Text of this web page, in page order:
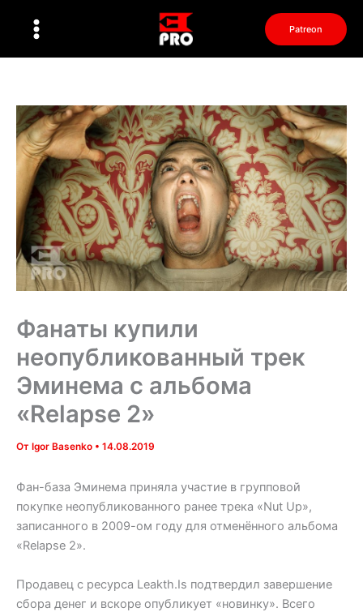
Patreon
Фанаты купили
неопубликованный трек
Эминема с альбома
«Relapse 2»
От Igor Basenko • 14.08.2019
Фан-база Эминема приняла участие в групповой
покупке неопубликованного ранее трека «Nut Up»,
записанного в 2009-ом году для отменённого альбома
«Relapse 2».
Продавец с ресурса Leakth.Is подтвердил завершение
сбора денег и вскоре опубликует «новинку». Всего